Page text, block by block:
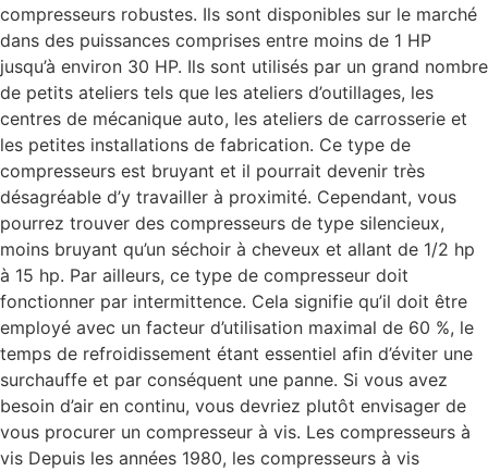
compresseurs robustes. Ils sont disponibles sur le marché
dans des puissances comprises entre moins de 1 HP
jusqu’à environ 30 HP. Ils sont utilisés par un grand nombre
de petits ateliers tels que les ateliers d’outillages, les
centres de mécanique auto, les ateliers de carrosserie et
les petites installations de fabrication. Ce type de
compresseurs est bruyant et il pourrait devenir très
désagréable d’y travailler à proximité. Cependant, vous
pourrez trouver des compresseurs de type silencieux,
moins bruyant qu’un séchoir à cheveux et allant de 1/2 hp
à 15 hp. Par ailleurs, ce type de compresseur doit
fonctionner par intermittence. Cela signifie qu’il doit être
employé avec un facteur d’utilisation maximal de 60 %, le
temps de refroidissement étant essentiel afin d’éviter une
surchauffe et par conséquent une panne. Si vous avez
besoin d’air en continu, vous devriez plutôt envisager de
vous procurer un compresseur à vis. Les compresseurs à
vis Depuis les années 1980, les compresseurs à vis